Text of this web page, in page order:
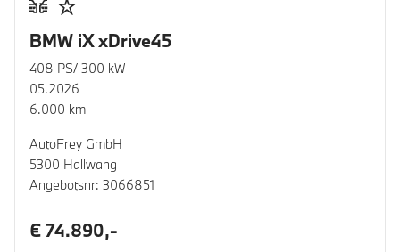
BMW iX xDrive45
408 PS/ 300 kW
05.2026
6.000 km
AutoFrey GmbH
5300 Hallwang
Angebotsnr: 3066851
€ 74.890,-